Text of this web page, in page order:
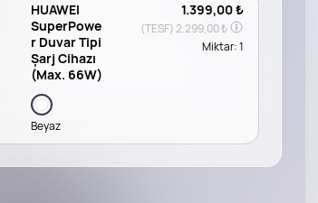
HUAWEI
SuperPowe
r Duvar Tipi
Şarj Cihazı
(Max. 66W)
Beyaz
1.399,00 ₺
(TESF)2.299,00 ₺
Miktar:1